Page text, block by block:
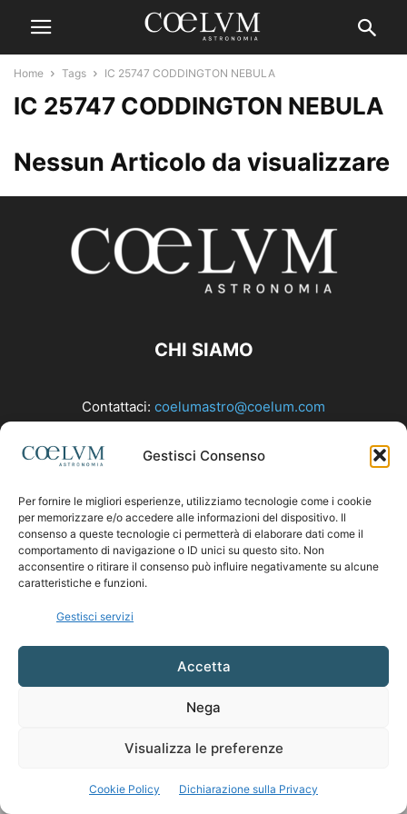
Gestisci Consenso
Per fornire le migliori esperienze, utilizziamo tecnologie come i cookie
per memorizzare e/o accedere alle informazioni del dispositivo. Il
consenso a queste tecnologie ci permetterà di elaborare dati come il
comportamento di navigazione o ID unici su questo sito. Non
acconsentire o ritirare il consenso può influire negativamente su alcune
caratteristiche e funzioni.
Gestisci servizi
Accetta
Nega
Visualizza le preferenze
Cookie Policy Dichiarazione sulla Privacy
Home Tags IC 25747 CODDINGTON NEBULA
IC 25747 CODDINGTON NEBULA
Nessun Articolo da visualizzare
CHI SIAMO
Contattaci: coelumastro@coelum.com
SEGUICI